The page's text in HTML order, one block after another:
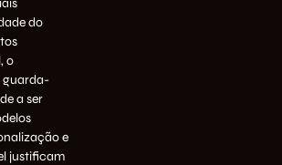
do
o
guarda-
a ser
e
justificam